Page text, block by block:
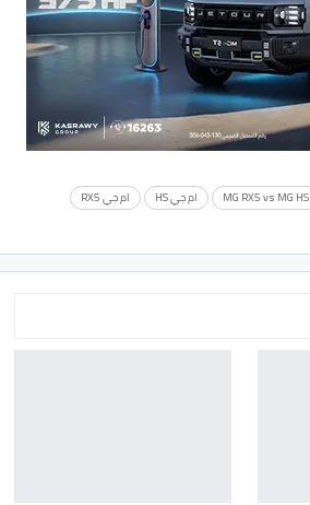
MG RX5 vs MG HS ام جي HS
ام جي RX5